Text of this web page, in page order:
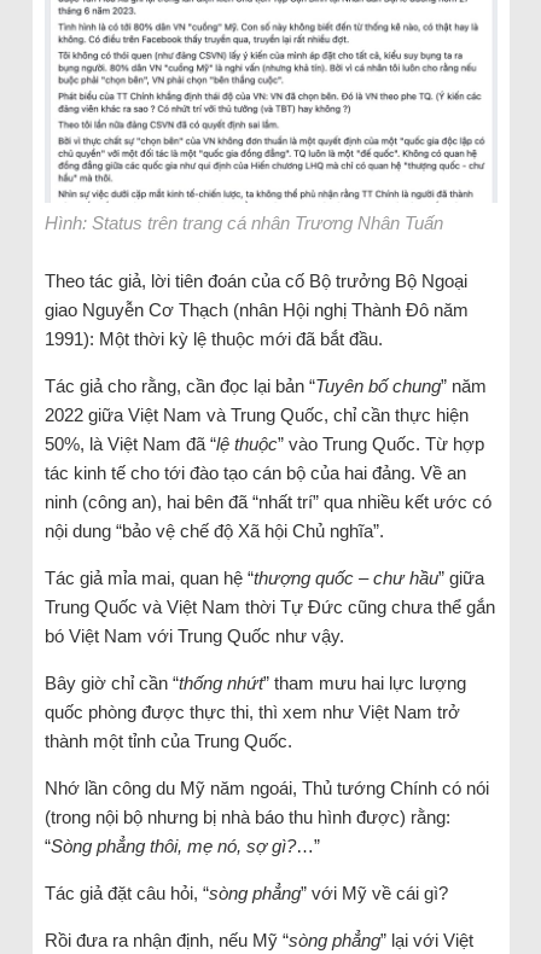
Hình: Status trên trang cá nhân Trương Nhân Tuấn
Theo tác giả, lời tiên đoán của cố Bộ trưởng Bộ Ngoại
giao Nguyễn Cơ Thạch (nhân Hội nghị Thành Đô năm
1991): Một thời kỳ lệ thuộc mới đã bắt đầu.
Tác giả cho rằng, cần đọc lại bản “Tuyên bố chung” năm
2022 giữa Việt Nam và Trung Quốc, chỉ cần thực hiện
50%, là Việt Nam đã “lệ thuộc” vào Trung Quốc. Từ hợp
tác kinh tế cho tới đào tạo cán bộ của hai đảng. Về an
ninh (công an), hai bên đã “nhất trí” qua nhiều kết ước có
nội dung “bảo vệ chế độ Xã hội Chủ nghĩa”.
Tác giả mỉa mai, quan hệ “thượng quốc – chư hầu” giữa
Trung Quốc và Việt Nam thời Tự Đức cũng chưa thể gắn
bó Việt Nam với Trung Quốc như vậy.
Bây giờ chỉ cần “thống nhứt” tham mưu hai lực lượng
quốc phòng được thực thi, thì xem như Việt Nam trở
thành một tỉnh của Trung Quốc.
Nhớ lần công du Mỹ năm ngoái, Thủ tướng Chính có nói
(trong nội bộ nhưng bị nhà báo thu hình được) rằng:
“Sòng phẳng thôi, mẹ nó, sợ gì?…”
Tác giả đặt câu hỏi, “sòng phẳng” với Mỹ về cái gì?
Rồi đưa ra nhận định, nếu Mỹ “sòng phẳng” lại với Việt